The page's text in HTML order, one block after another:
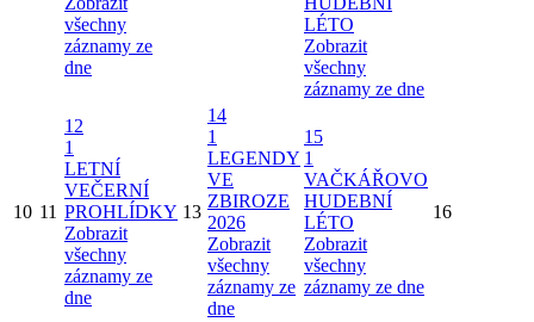
všechny
záznamy ze
dne
LÉTO
Zobrazit
všechny
záznamy ze dne
10 11
12
1
LETNÍ
VEČERNÍ
PROHLÍDKY
Zobrazit
všechny
záznamy ze
dne
13
14
1
LEGENDY
VE
ZBIROZE
2026
Zobrazit
všechny
záznamy ze
dne
15
1
VAČKÁŘOVO
HUDEBNÍ
LÉTO
Zobrazit
všechny
záznamy ze dne
16